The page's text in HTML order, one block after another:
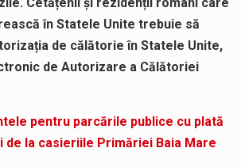
Cetățenii și rezidenții români care
în Statele Unite trebuie să
de călătorie în Statele Unite,
de Autorizare a Călătoriei
pentru parcările publice cu plată
de la casieriile Primăriei Baia Mare